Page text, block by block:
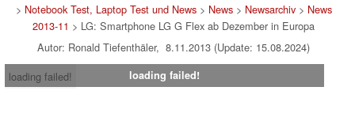
> Notebook Test, Laptop Test und News> News> Newsarchiv> News
2013-11 > LG: Smartphone LG G Flex ab Dezember in Europa
Autor: Ronald Tiefenthäler, 8.11.2013 (Update: 15.08.2024)
loading failed!
loading failed!